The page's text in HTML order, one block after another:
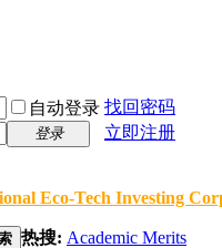
自动登录 找回密码
登录
立即注册
Eco-Tech Investing
热搜: Academic Merits